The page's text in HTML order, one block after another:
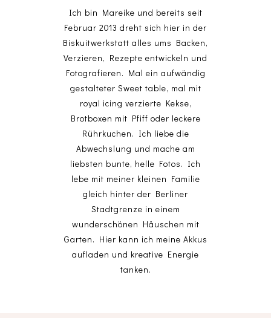
Ich bin Mareike und bereits seit
Februar 2013 dreht sich hier in der
Biskuitwerkstatt alles ums Backen,
Verzieren, Rezepte entwickeln und
Fotografieren. Mal ein aufwändig
gestalteter Sweet table, mal mit
royal icing verzierte Kekse,
Brotboxen mit Pfiff oder leckere
Rührkuchen. Ich liebe die
Abwechslung und mache am
liebsten bunte, helle Fotos. Ich
lebe mit meiner kleinen Familie
gleich hinter der Berliner
Stadtgrenze in einem
wunderschönen Häuschen mit
Garten. Hier kann ich meine Akkus
aufladen und kreative Energie
tanken.